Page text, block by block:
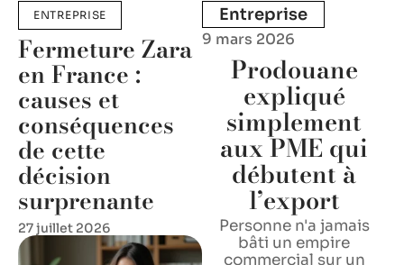
ENTREPRISE
Fermeture Zara
en France :
causes et
conséquences
de cette
décision
surprenante
27 juillet 2026
Entreprise
9 mars 2026
Prodouane
expliqué
simplement
aux PME qui
débutent à
l’export
Personne n'a jamais
bâti un empire
commercial sur un